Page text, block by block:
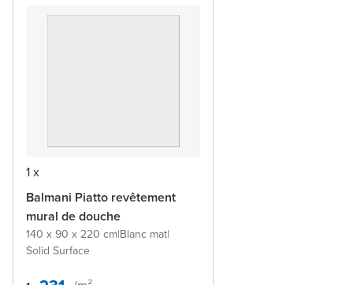
1 x
Balmani Piatto revêtement
mural de douche
140 x 90 x 220 cm|Blanc mat|
Solid Surface